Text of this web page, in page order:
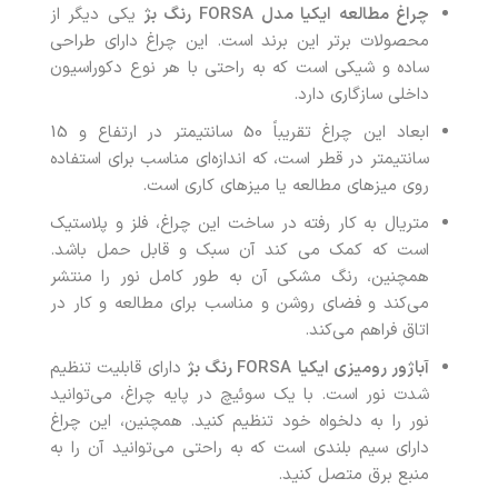
چراغ مطالعه ایکیا مدل FORSA رنگ بژ یکی دیگر از
محصولات برتر این برند است. این چراغ دارای طراحی
ساده و شیکی است که به راحتی با هر نوع دکوراسیون
داخلی سازگاری دارد.
ابعاد این چراغ تقریباً 50 سانتیمتر در ارتفاع و 15
سانتیمتر در قطر است، که اندازه‌ای مناسب برای استفاده
روی میزهای مطالعه یا میزهای کاری است.
متریال به کار رفته در ساخت این چراغ، فلز و پلاستیک
است که کمک می کند آن سبک و قابل حمل باشد.
همچنین، رنگ مشکی آن به طور کامل نور را منتشر
می‌کند و فضای روشن و مناسب برای مطالعه و کار در
اتاق فراهم می‌کند.
آباژور رومیزی ایکیا FORSA رنگ بژ دارای قابلیت تنظیم
شدت نور است. با یک سوئیچ در پایه چراغ، می‌توانید
نور را به دلخواه خود تنظیم کنید. همچنین، این چراغ
دارای سیم بلندی است که به راحتی می‌توانید آن را به
منبع برق متصل کنید.